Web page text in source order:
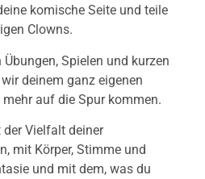
komische Seite und teile
Clowns.
Spielen und kurzen
deinem ganz eigenen
auf die Spur kommen.
Vielfalt deiner
mit Körper, Stimme und
und mit dem, was du